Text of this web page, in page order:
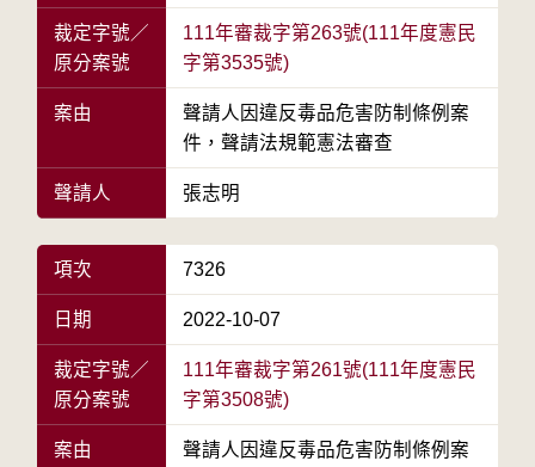
裁定字號／
原分案號
111年審裁字第263號(111年度憲民
字第3535號)
案由
聲請人因違反毒品危害防制條例案
件，聲請法規範憲法審查
聲請人 張志明
項次 7326
日期 2022-10-07
裁定字號／
原分案號
111年審裁字第261號(111年度憲民
字第3508號)
案由
聲請人因違反毒品危害防制條例案